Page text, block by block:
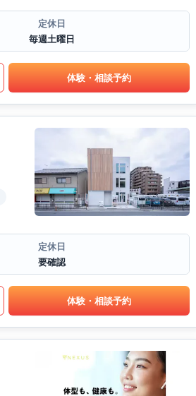
定休日
毎週土曜日
体験・相談予約
定休日
要確認
体験・相談予約